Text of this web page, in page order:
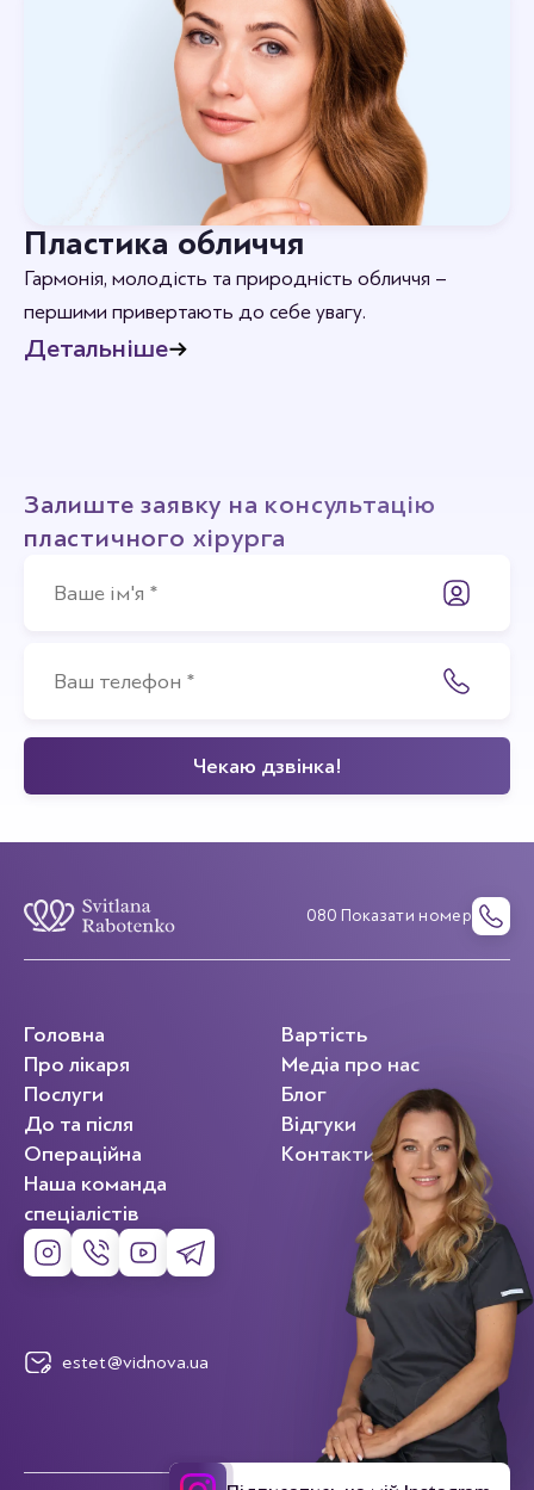
Пластика обличчя
Гармонія, молодість та природність обличчя –
першими привертають до себе увагу.
Детальніше
Залиште заявку на консультацію
пластичного хірурга
080 Показати номер
Головна
Про лікаря
Послуги
До та після
Операційна
Наша команда
спеціалістів
Вартість
Медіа про нас
Блог
Відгуки
Контакти
estet@vidnova.ua